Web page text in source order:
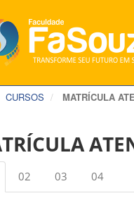
CURSOS MATRÍCULA
02 03 04